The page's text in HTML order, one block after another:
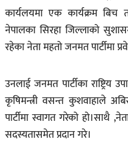
अन्तरबार्ता
अर्थ
मनोरञ्जन
फोटो
/
भिडियो
कार्यलयमा एक कार्यक्रम बिच
नेपालका सिरहा जिल्लाको
रहेका नेता महतो जनमत पार्टीमा
उनलाई जनमत पार्टीका राष्ट्रिय
कृषिमन्त्री वसन्त कुशवाहाले
पार्टीमा स्वागत गरेको हो।साथै
सदस्यतासमेत प्रदान गरे।